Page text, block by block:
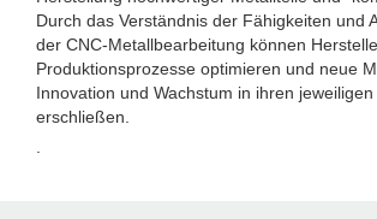
Durch das Verständnis der Fähigkeiten und
der CNC-Metallbearbeitung können
Produktionsprozesse optimieren und neue
Innovation und Wachstum in ihren
erschließen.